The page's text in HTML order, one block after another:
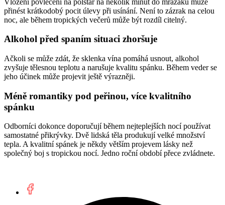
přinést krátkodobý pocit úlevy při usínání. Není to zázrak na celou
noc, ale během tropických večerů může být rozdíl citelný.
Alkohol před spaním situaci zhoršuje
Ačkoli se může zdát, že sklenka vína pomáhá usnout, alkohol
zvyšuje tělesnou teplotu a narušuje kvalitu spánku. Během veder se
jeho účinek může projevit ještě výrazněji.
Méně romantiky pod peřinou, více kvalitního
spánku
Odborníci dokonce doporučují během nejteplejších nocí používat
samostatné přikrývky. Dvě lidská těla produkují velké množství
tepla. A kvalitní spánek je někdy větším projevem lásky než
společný boj s tropickou nocí. Jedno roční období přece zvládnete.